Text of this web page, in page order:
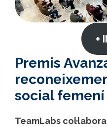
+
Premis
social femení
TeamLabs